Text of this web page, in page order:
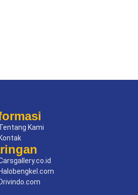
Kami
Kontak
Halobengkel.com
Drivindo.com